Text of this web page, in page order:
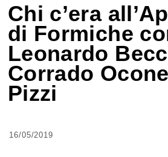
Chi c’era
di Formiche
Leonardo
Corrado
Pizzi
16/05/2019